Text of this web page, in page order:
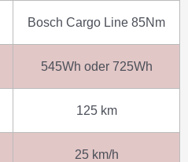
Bosch Cargo Line 85Nm
545Wh oder 725Wh
125 km
25 km/h